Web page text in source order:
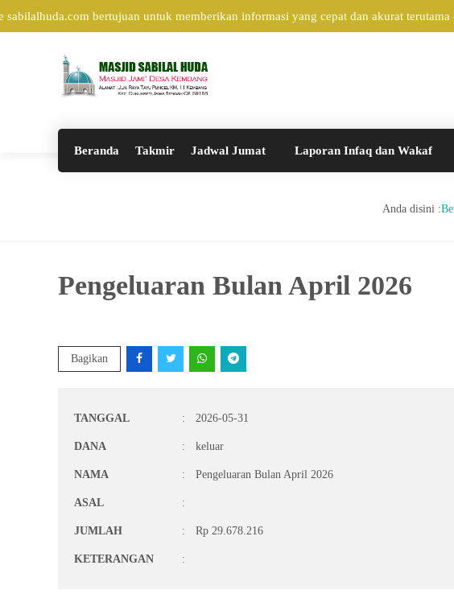
bertujuan untuk memberikan informasi yang cepat dan akurat terutama
Beranda Takmir Jadwal Jumat Laporan Infaq dan Wakaf
Anda disini :
Pengeluaran Bulan April 2026
Bagikan
TANGGAL : 2026-05-31
DANA : keluar
NAMA : Pengeluaran Bulan April 2026
ASAL :
JUMLAH : Rp 29.678.216
KETERANGAN :